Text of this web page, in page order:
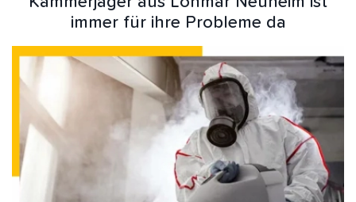
immer für ihre Probleme da